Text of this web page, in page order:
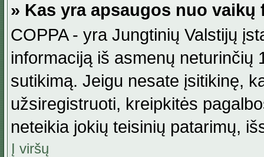
» Kas yra apsaugos nuo vaikų
COPPA - yra Jungtinių Valstijų
informaciją iš asmenų neturinčių
sutikimą. Jeigu nesate įsitikinę,
užsiregistruoti, kreipkitės
neteikia jokių teisinių patarimų,
Į viršų